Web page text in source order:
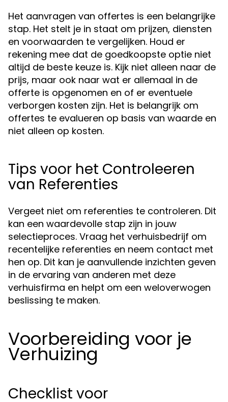
Het aanvragen van offertes is een belangrijke
stap. Het stelt je in staat om prijzen, diensten
en voorwaarden te vergelijken. Houd er
rekening mee dat de goedkoopste optie niet
altijd de beste keuze is. Kijk niet alleen naar de
prijs, maar ook naar wat er allemaal in de
offerte is opgenomen en of er eventuele
verborgen kosten zijn. Het is belangrijk om
offertes te evalueren op basis van waarde en
niet alleen op kosten.
Tips voor het Controleeren
van Referenties
Vergeet niet om referenties te controleren. Dit
kan een waardevolle stap zijn in jouw
selectieproces. Vraag het verhuisbedrijf om
recentelijke referenties en neem contact met
hen op. Dit kan je aanvullende inzichten geven
in de ervaring van anderen met deze
verhuisfirma en helpt om een weloverwogen
beslissing te maken.
Voorbereiding voor je
Verhuizing
Checklist voor